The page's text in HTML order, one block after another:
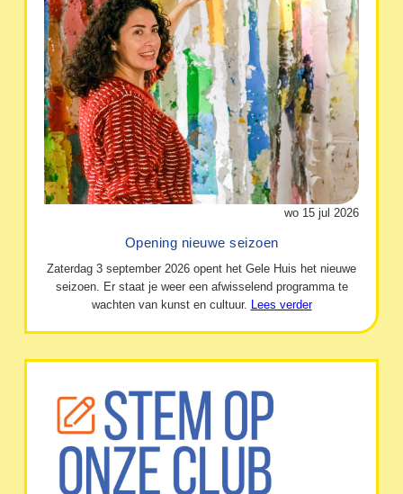
wo 15 jul 2026
Opening nieuwe seizoen
Zaterdag 3 september 2026 opent het Gele Huis het nieuwe
seizoen. Er staat je weer een afwisselend programma te
wachten van kunst en cultuur. Lees verder